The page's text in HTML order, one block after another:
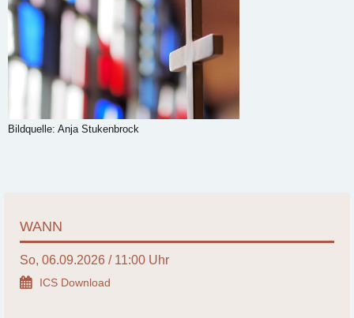
Bildquelle: Anja Stukenbrock
WANN
So, 06.09.2026 / 11:00 Uhr
ICS Download